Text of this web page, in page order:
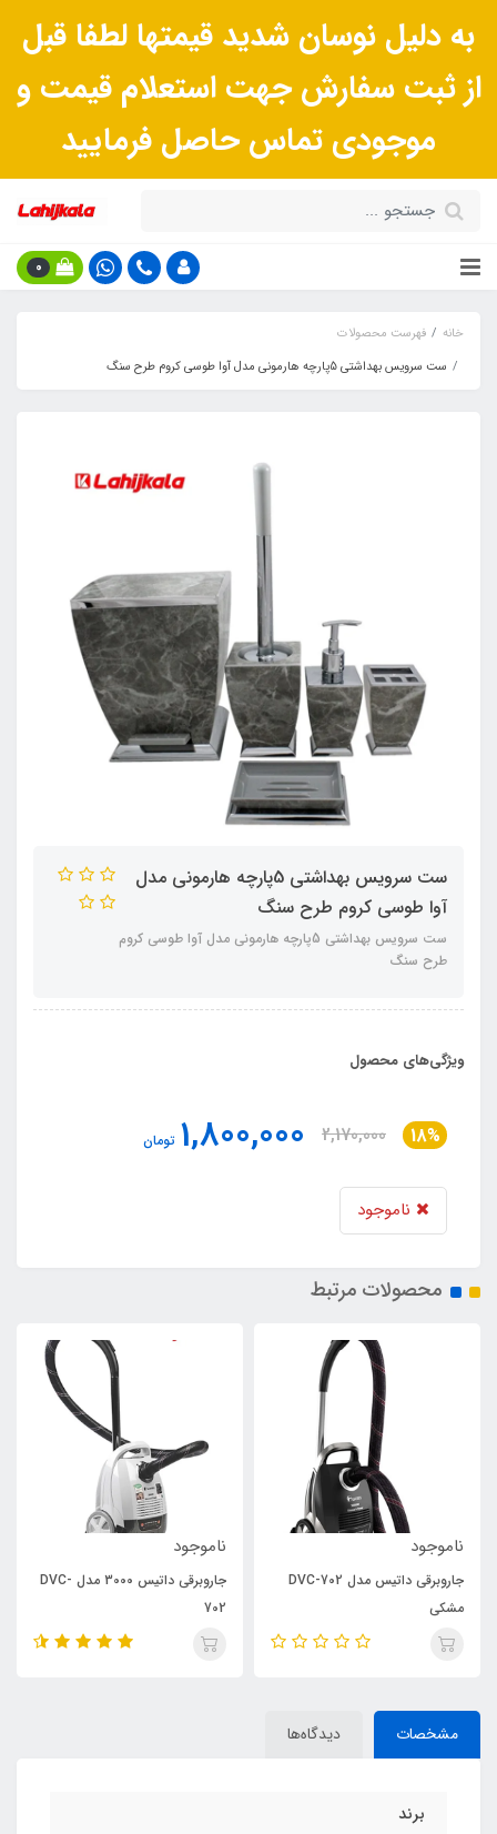
به دلیل نوسان شدید قیمتها لطفا قبل
از ثبت سفارش جهت استعلام قیمت و
موجودی تماس حاصل فرمایید
0
خانه
فهرست محصولات
ست سرویس بهداشتی 5پارچه هارمونی مدل آوا طوسی کروم طرح سنگ
ست سرویس بهداشتی 5پارچه هارمونی مدل
آوا طوسی کروم طرح سنگ
ست سرویس بهداشتی 5پارچه هارمونی مدل آوا طوسی کروم
طرح سنگ
ویژگی‌های محصول
18%
2,170,000
1,800,000 تومان
ناموجود
محصولات مرتبط
ناموجود
جاروبرقی داتیس مدل DVC-702
مشکی
ناموجود
جاروبرقی داتیس 3000 مدل DVC-
702
مشخصات دیدگاه‌ها
برند